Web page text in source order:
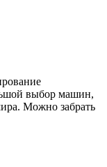
выбор машин,
Можно забрать